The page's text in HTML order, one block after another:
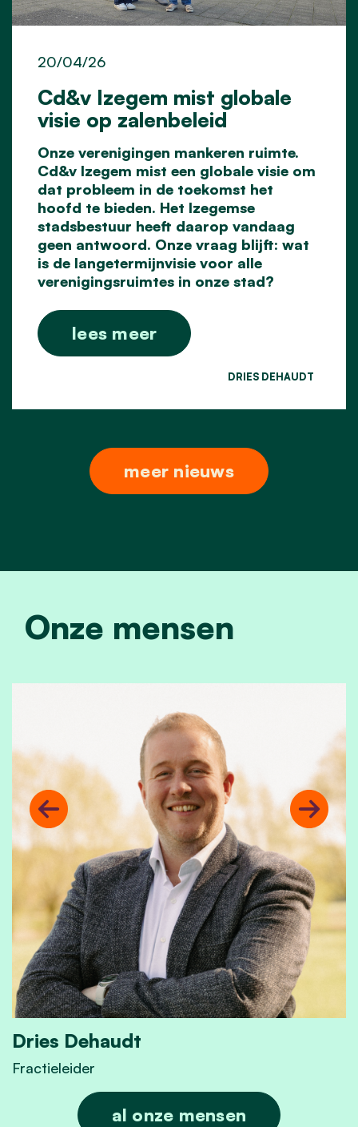
Cd&v Izegem mist globale
visie op zalenbeleid
20/04/26
Onze verenigingen mankeren ruimte.
Cd&v Izegem mist een globale visie om
dat probleem in de toekomst het
hoofd te bieden. Het Izegemse
stadsbestuur heeft daarop vandaag
geen antwoord. Onze vraag blijft: wat
is de langetermijnvisie voor alle
verenigingsruimtes in onze stad?
lees meer
DRIES DEHAUDT
meer nieuws
Onze mensen
Dries Dehaudt
Fractieleider
Dries Dehaudt
Previous Next
al onze mensen